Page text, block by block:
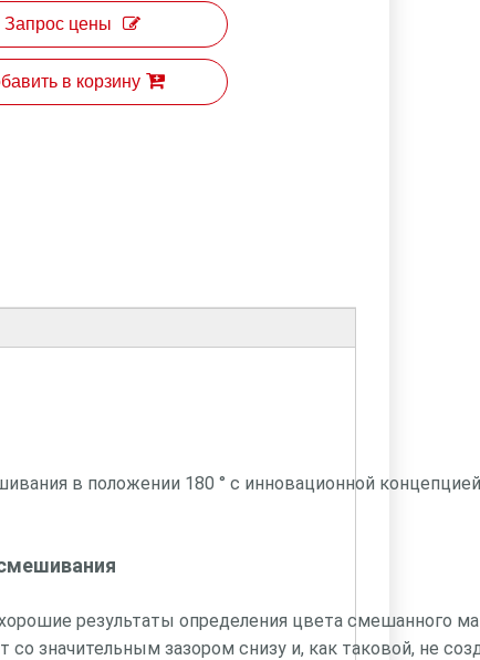
Запрос цены
в корзину
в положении 180 ° с инновационной
результаты определения цвета смешанного
значительным зазором снизу и, как таковой, не